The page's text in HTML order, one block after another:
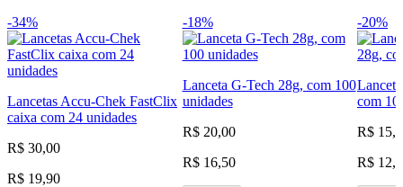
-34%
Lancetas Accu-Chek FastClix
caixa com 24 unidades
R$ 30,00
R$ 19,90
-18%
Lanceta G-Tech 28g, com 100
unidades
R$ 20,00
R$ 16,50
-20%
com
R$
R$